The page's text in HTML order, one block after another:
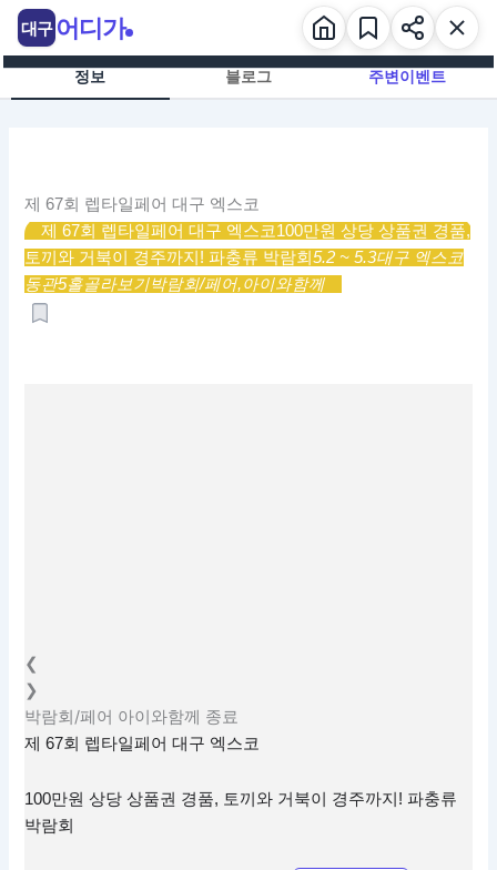
츠
정보 블로그 주변이벤트
제 67회 렙타일페어 대구 엑스코
제 67회 렙타일페어 대구 엑스코100만원 상당 상품권 경품,
토끼와 거북이 경주까지! 파충류 박람회5.2 ~ 5.3대구 엑스코
동관5홀골라보기박람회/페어,아이와함께
❮
❯
박람회/페어 아이와함께 종료
제 67회 렙타일페어 대구 엑스코
100만원 상당 상품권 경품, 토끼와 거북이 경주까지! 파충류
박람회
대구 어디가